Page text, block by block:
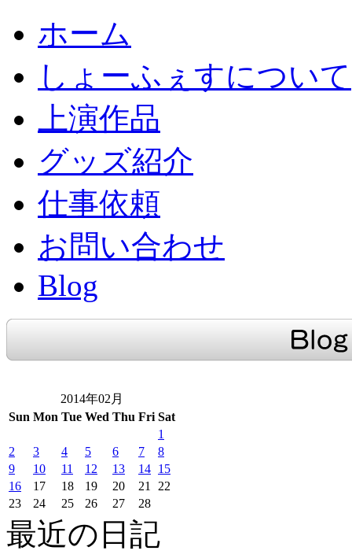
ホーム
しょーふぇすについて
上演作品
グッズ紹介
仕事依頼
お問い合わせ
Blog
2014年02月
Sun Mon Tue Wed Thu Fri Sat
1
2
3 4 5 6 7
8
9
10 11 12 13 14 15
16
17 18 19 20 21
22
23
24 25 26 27 28
最近の日記